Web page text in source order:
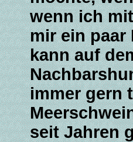
wenn ich
mir ein paar
kann auf
immer gern
seit Jahren